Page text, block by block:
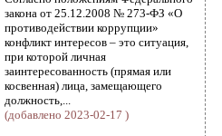
закона от 25.12.2008 № 273-ФЗ «О
противодействии коррупции»
конфликт интересов – это ситуация,
при которой личная
заинтересованность (прямая или
косвенная) лица, замещающего
должность,...
(добавлено 2023-02-17 )